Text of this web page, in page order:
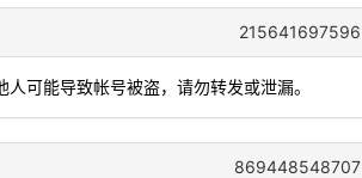
215641697596
可能导致帐号被盗，请勿转发或泄漏。
869448548707